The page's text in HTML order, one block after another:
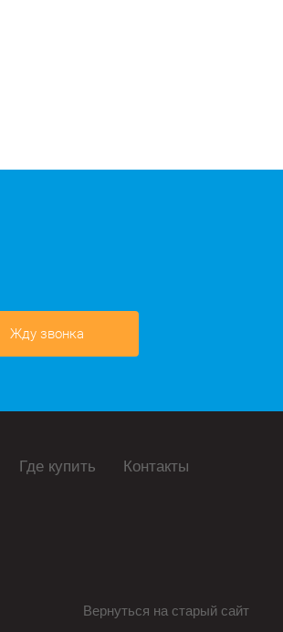
Жду звонка
Где купить Контакты
Вернуться на старый сайт